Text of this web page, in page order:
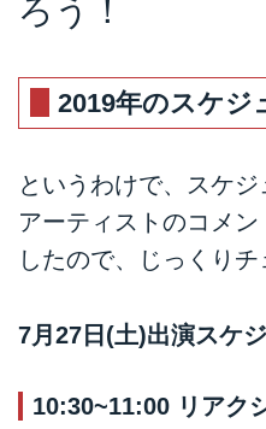
ろう！
2019年のスケジ
というわけで、スケ
アーティストのコメ
したので、じっくりチ
7月27日(土)出演スケ
10:30~11:00 リアク